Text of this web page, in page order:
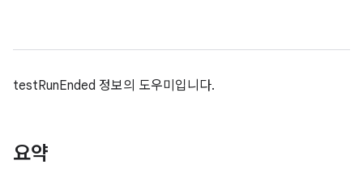
testRunEnded 정보의 도우미입니다.
요약